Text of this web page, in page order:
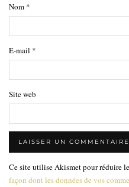
Nom *
E-mail *
Site web
Ce site utilise Akismet pour réduire
façon dont les données de vos